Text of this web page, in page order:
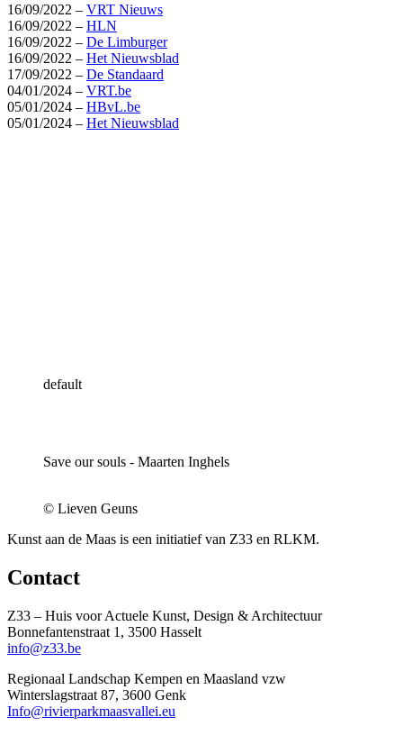
16/09/2022 – VRT Nieuws
16/09/2022 – HLN
16/09/2022 – De Limburger
16/09/2022 – Het Nieuwsblad
17/09/2022 – De Standaard
04/01/2024 – VRT.be
05/01/2024 – HBvL.be
05/01/2024 – Het Nieuwsblad
default
Save our souls - Maarten Inghels
© Lieven Geuns
Kunst aan de Maas is een initiatief van Z33 en RLKM.
Contact
Z33 – Huis voor Actuele Kunst, Design & Architectuur
Bonnefantenstraat 1, 3500 Hasselt
info@z33.be
Regionaal Landschap Kempen en Maasland vzw
Winterslagstraat 87, 3600 Genk
Info@rivierparkmaasvallei.eu